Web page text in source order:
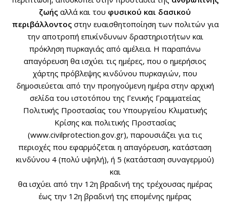
ζωής αλλά και του φυσικού και δασικού
περιβάλλοντοςστην ευαισθητοποίηση των πολιτών για
την αποτροπή επικίνδυνων δραστηριοτήτων και
πρόκληση πυρκαγιάς από αμέλεια. H παραπάνω
απαγόρευση θα ισχύει τις ημέρες, που ο ημερήσιος
χάρτης πρόβλεψης κινδύνου πυρκαγιών, που
δημοσιεύεται από την προηγούμενη ημέρα στην αρχική
σελίδα του ιστοτόπου της Γενικής Γραμματείας
Πολιτικής Προστασίας του Υπουργείου Κλιματικής
Κρίσης και πολιτικής Προστασίας
(www.civilprotection.gov.gr), παρουσιάζει για τις
περιοχές που εφαρμόζεται η απαγόρευση, κατάσταση
κινδύνου 4 (πολύ υψηλή), ή 5 (κατάσταση συναγερμού)
και
θα ισχύει από την 12η βραδινή της τρέχουσας ημέρας
έως την 12η βραδινή της επομένης ημέρας